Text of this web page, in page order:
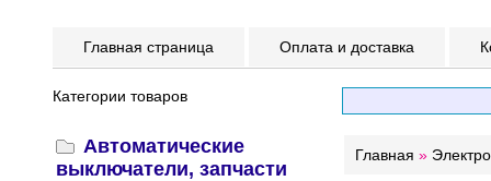
Главная страница Оплата и доставка
Категории товаров
Автоматические
выключатели, запчасти
Главная »